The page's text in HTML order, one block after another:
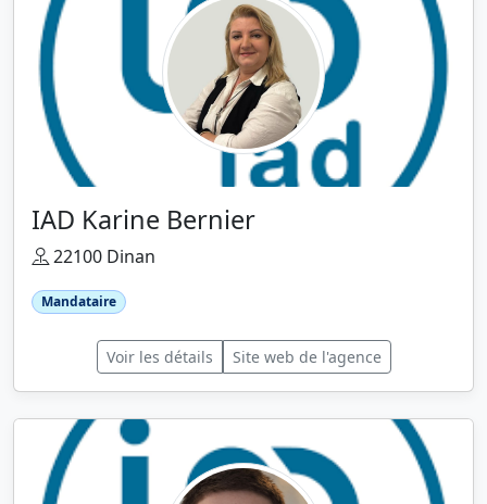
IAD Karine Bernier
22100 Dinan
Mandataire
Voir les détails Site web de l'agence